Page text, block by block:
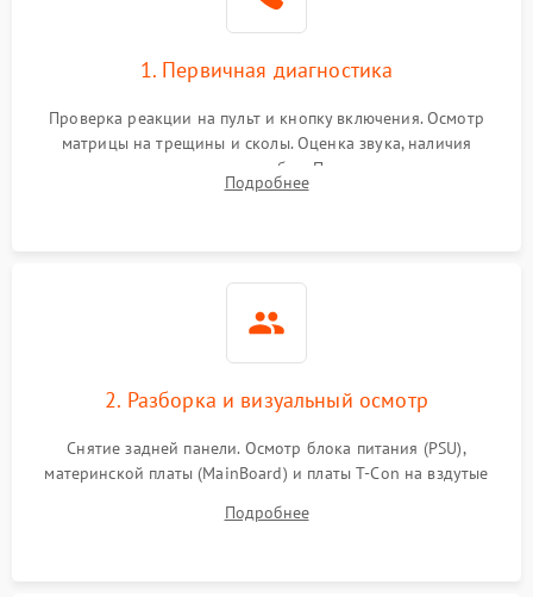
1. Первичная диагностика
Проверка реакции на пульт и кнопку включения. Осмотр
матрицы на трещины и сколы. Оценка звука, наличия
подсветки и индикаторов ошибок. Подключение тестовых
источников сигнала для выявления симптомов поломки.
Подробнее
2. Разборка и визуальный осмотр
Снятие задней панели. Осмотр блока питания (PSU),
материнской платы (MainBoard) и платы T-Con на вздутые
Проверка надежности фиксации и целостности шлейфов.
Подробнее